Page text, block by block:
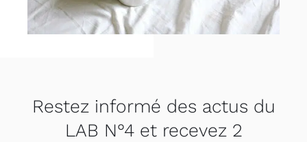
Restez informé des actus du
LAB N°4 et recevez 2